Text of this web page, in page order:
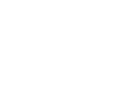
en anglais)
à lire en anglais même s’il faut